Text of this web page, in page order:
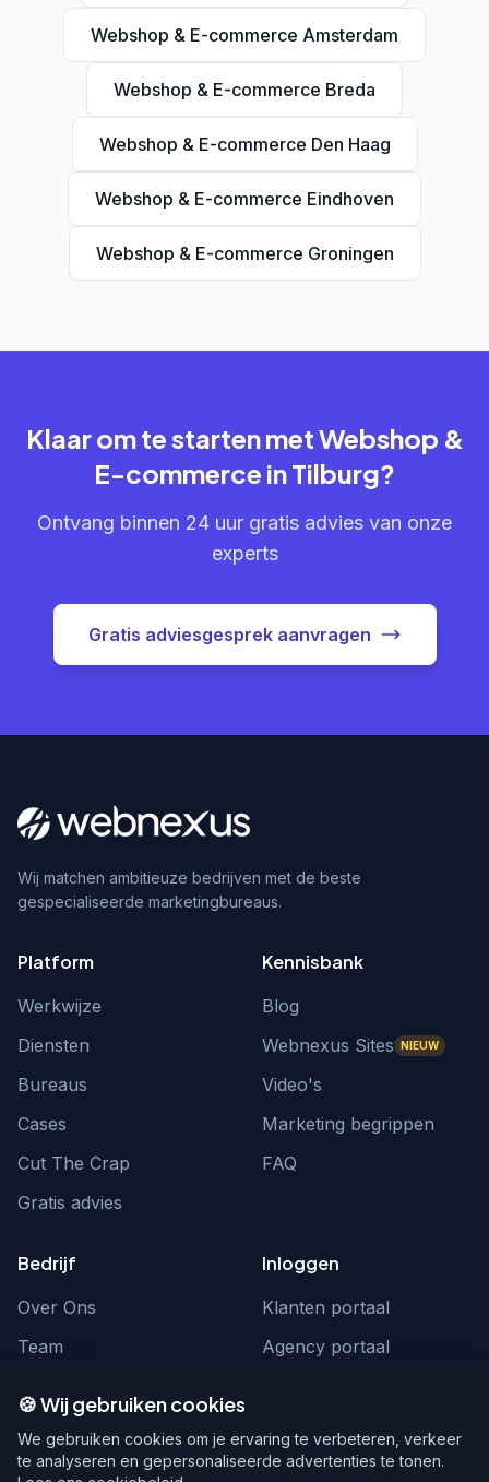
Webshop & E-commerce Amsterdam
Webshop & E-commerce Breda
Webshop & E-commerce Den Haag
Webshop & E-commerce Eindhoven
Webshop & E-commerce Groningen
Klaar om te starten met Webshop &
E-commerce in Tilburg?
Ontvang binnen 24 uur gratis advies van onze
experts
Gratis adviesgesprek aanvragen
Wij matchen ambitieuze bedrijven met de beste
gespecialiseerde marketingbureaus.
Platform
Werkwijze
Diensten
Bureaus
Cases
Cut The Crap
Gratis advies
Kennisbank
Blog
Webnexus Sites NIEUW
Video's
Marketing begrippen
FAQ
Bedrijf
Over Ons
Team
Inloggen
Klanten portaal
Agency portaal
hello@webnexus.nl
085 004 1875
🍪 Wij gebruiken cookies
We gebruiken cookies om je ervaring te verbeteren, verkeer
te analyseren en gepersonaliseerde advertenties te tonen.